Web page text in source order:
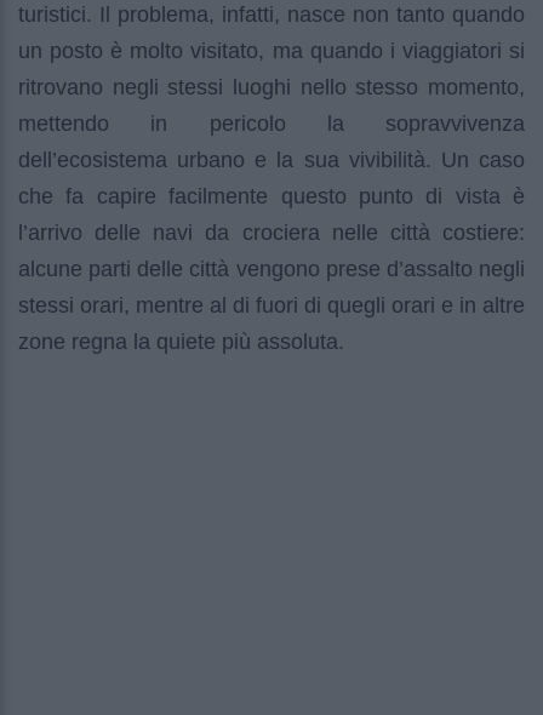
turistici. Il problema, infatti, nasce non tanto quando
un posto è molto visitato, ma quando i viaggiatori si
ritrovano negli stessi luoghi nello stesso momento,
mettendo in pericolo la sopravvivenza
dell’ecosistema urbano e la sua vivibilità. Un caso
che fa capire facilmente questo punto di vista è
l’arrivo delle navi da crociera nelle città costiere:
alcune parti delle città vengono prese d’assalto negli
stessi orari, mentre al di fuori di quegli orari e in altre
zone regna la quiete più assoluta.